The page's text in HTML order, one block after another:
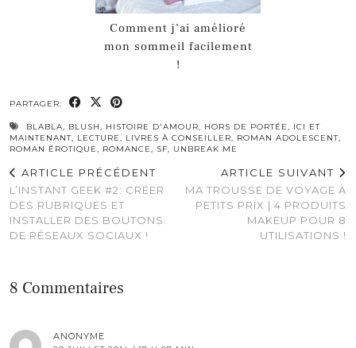
Comment j’ai amélioré
mon sommeil facilement
!
PARTAGER:
BLABLA, BLUSH, HISTOIRE D'AMOUR, HORS DE PORTÉE, ICI ET
MAINTENANT, LECTURE, LIVRES À CONSEILLER, ROMAN ADOLESCENT,
ROMAN ÉROTIQUE, ROMANCE, SF, UNBREAK ME
ARTICLE PRÉCÉDENT
L’INSTANT GEEK #2: CRÉER
DES RUBRIQUES ET
INSTALLER DES BOUTONS
DE RÉSEAUX SOCIAUX !
ARTICLE SUIVANT
MA TROUSSE DE VOYAGE À
PETITS PRIX | 4 PRODUITS
MAKEUP POUR 8
UTILISATIONS !
8 Commentaires
ANONYME